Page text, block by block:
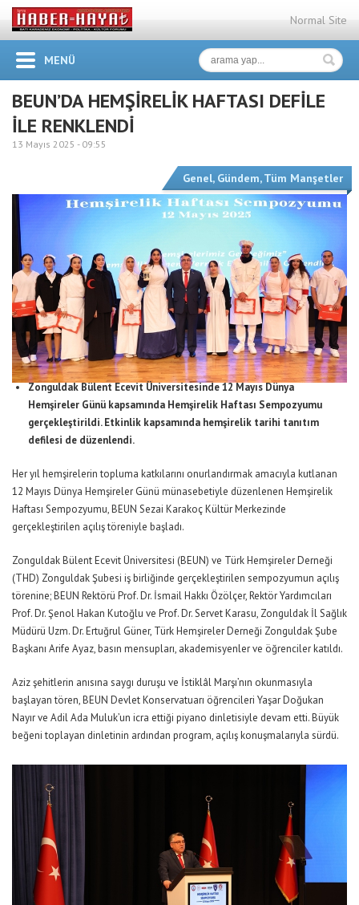
Normal Site
MENÜ
BEUN’DA HEMŞİRELİK HAFTASI DEFİLE
İLE RENKLENDİ
13 Mayıs 2025 - 09:55
Genel, Gündem,Tüm Manşetler
Zonguldak Bülent Ecevit Üniversitesinde 12 Mayıs Dünya
Hemşireler Günü kapsamında Hemşirelik Haftası Sempozyumu
gerçekleştirildi. Etkinlik kapsamında hemşirelik tarihi tanıtım
defilesi de düzenlendi.
Her yıl hemşirelerin topluma katkılarını onurlandırmak amacıyla kutlanan
12 Mayıs Dünya Hemşireler Günü münasebetiyle düzenlenen Hemşirelik
Haftası Sempozyumu, BEUN Sezai Karakoç Kültür Merkezinde
gerçekleştirilen açılış töreniyle başladı.
Zonguldak Bülent Ecevit Üniversitesi (BEUN) ve Türk Hemşireler Derneği
(THD) Zonguldak Şubesi iş birliğinde gerçekleştirilen sempozyumun açılış
törenine; BEUN Rektörü Prof. Dr. İsmail Hakkı Özölçer, Rektör Yardımcıları
Prof. Dr. Şenol Hakan Kutoğlu ve Prof. Dr. Servet Karasu, Zonguldak İl Sağlık
Müdürü Uzm. Dr. Ertuğrul Güner, Türk Hemşireler Derneği Zonguldak Şube
Başkanı Arife Ayaz, basın mensupları, akademisyenler ve öğrenciler katıldı.
Aziz şehitlerin anısına saygı duruşu ve İstiklâl Marşı’nın okunmasıyla
başlayan tören, BEUN Devlet Konservatuarı öğrencileri Yaşar Doğukan
Nayır ve Adil Ada Muluk’un icra ettiği piyano dinletisiyle devam etti. Büyük
beğeni toplayan dinletinin ardından program, açılış konuşmalarıyla sürdü.